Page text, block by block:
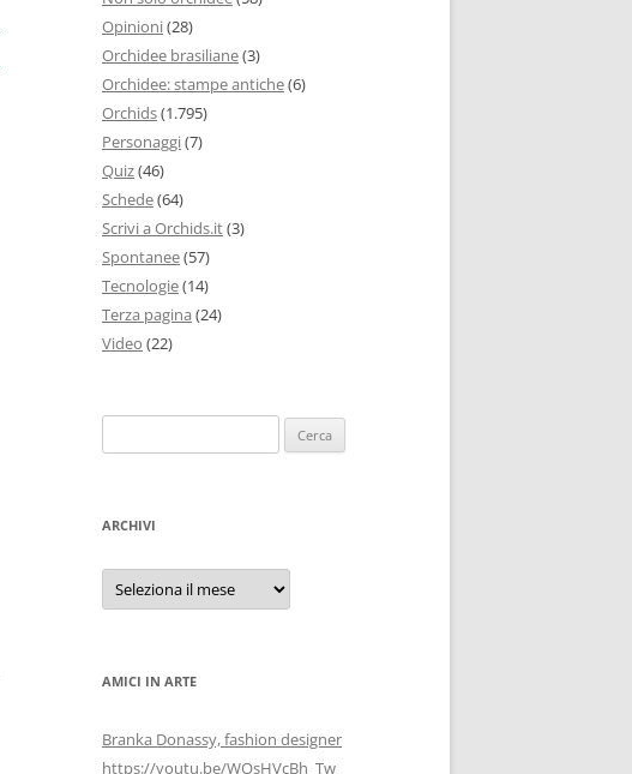
Opinioni(28)
Orchidee brasiliane(3)
Orchidee: stampe antiche(6)
Orchids(1.795)
Personaggi(7)
Quiz(46)
Schede(64)
Scrivi a Orchids.it(3)
Spontanee(57)
Tecnologie(14)
Terza pagina (24)
Video (22)
per:
ARCHIVI
Archivi
AMICI IN ARTE
Branka Donassy, fashion designer
https://youtu.be/WOsHVcBh_Tw